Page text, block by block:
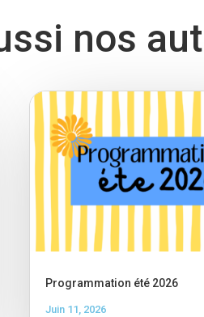
nos
Programmation été 2026
Juin 11, 2026